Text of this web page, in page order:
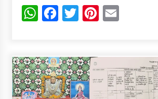
WhatsApp
Facebook
TwitterPinterest
Email